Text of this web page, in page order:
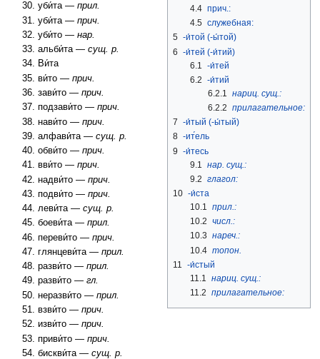
4.4 прич.:
4.5 служебная:
5 -и́той (-ы́той)
6 -и́тей (-и́тий)
6.1
-и́тей
6.2
-и́тий
6.2.1 нариц. сущ.:
6.2.2 прилагательное:
7 -и́тый (-ы́тый)
8 -ит́ель
9 -и́тесь
9.1
нар. сущ.:
9.2
глагол:
10 -и́ста
10.1
прил.:
10.2
числ.:
10.3
нареч.:
10.4 топон.
11 -и́стый
11.1
нариц. сущ.:
11.2
прилагательное:
уби́та —прил.
уби́та —прич.
уби́то —нар.
альби́та —сущ. р.
Ви́та
ви́то —прич.
зави́то —прич.
подзави́то —прич.
нави́то —прич.
алфави́та —сущ. р.
обви́то —прич.
вви́то —прич.
надви́то —прич.
подви́то —прич.
леви́та —сущ. р.
боеви́та —прил.
переви́то —прич.
глянцеви́та —прил.
разви́то —прил.
разви́то —гл.
неразви́то —прил.
взви́то —прич.
изви́то —прич.
приви́то —прич.
бискви́та —сущ. р.